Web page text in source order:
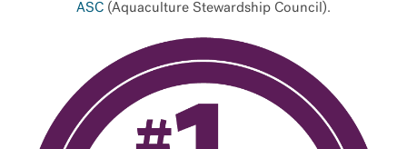
ASC(Aquaculture Stewardship Council).